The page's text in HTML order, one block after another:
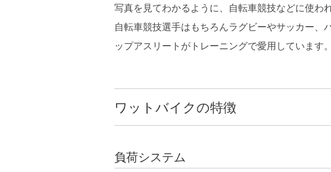
写真を見てわかるように、自転車競技などに使わ
自転車競技選手はもちろんラグビーやサッカー、
ップアスリートがトレーニングで愛用しています。
ワットバイクの特徴
負荷システム